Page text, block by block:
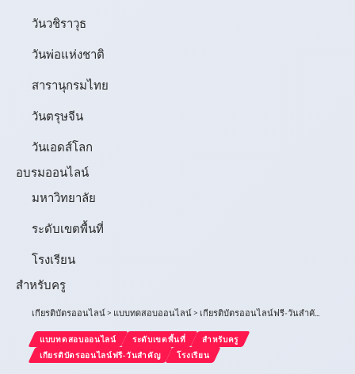
วันวชิราวุธ
วันพ่อแห่งชาติ
สารานุกรมไทย
วันตรุษจีน
วันเอดส์โลก
อบรมออนไลน์
มหาวิทยาลัย
ระดับเขตพื้นที่
โรงเรียน
สำหรับครู
เกียรติบัตรออนไลน์> แบบทดสอบออนไลน์> เกียรติบัตรออนไลน์ฟรี-วันสำคัญ
แบบทดสอบออนไลน์ ระดับเขตพื้นที่
สำหรับครู
เกียรติบัตรออนไลน์ฟรี-วันสำคัญ
โรงเรียน